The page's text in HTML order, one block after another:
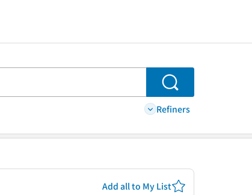
Search
Refiners
Add all to My List